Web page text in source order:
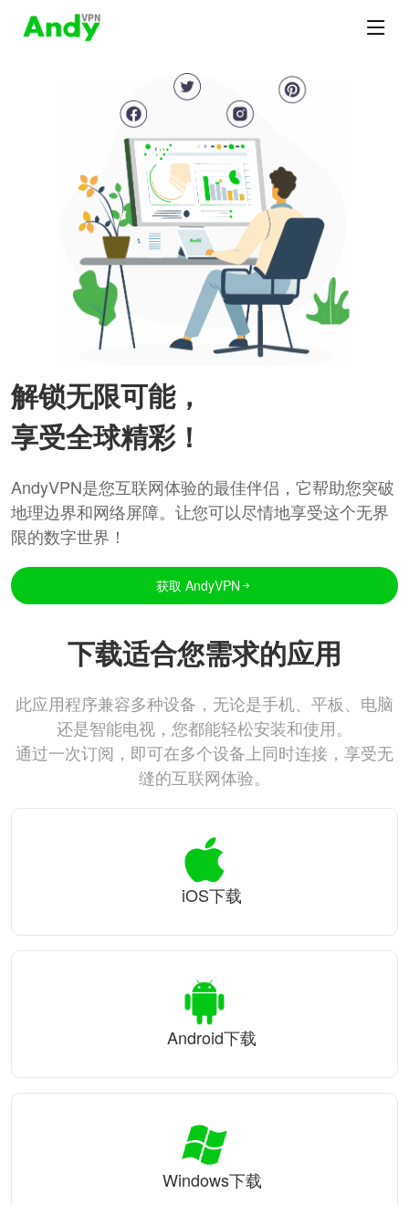
解锁无限可能，
享受全球精彩！
AndyVPN是您互联网体验的最佳伴侣，它帮助您突破
地理边界和网络屏障。让您可以尽情地享受这个无界
限的数字世界！
获取 AndyVPN
下载适合您需求的应用
此应用程序兼容多种设备，无论是手机、平板、电脑
还是智能电视，您都能轻松安装和使用。
通过一次订阅，即可在多个设备上同时连接，享受无
缝的互联网体验。
iOS下载
Android下载
Windows下载